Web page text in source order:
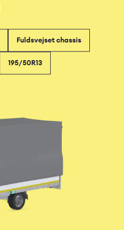
Fuldsvejset chassis
195/50R13